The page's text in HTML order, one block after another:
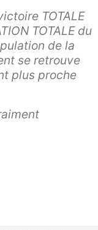
TOTALE
TOTALE du
de la
se retrouve
plus proche